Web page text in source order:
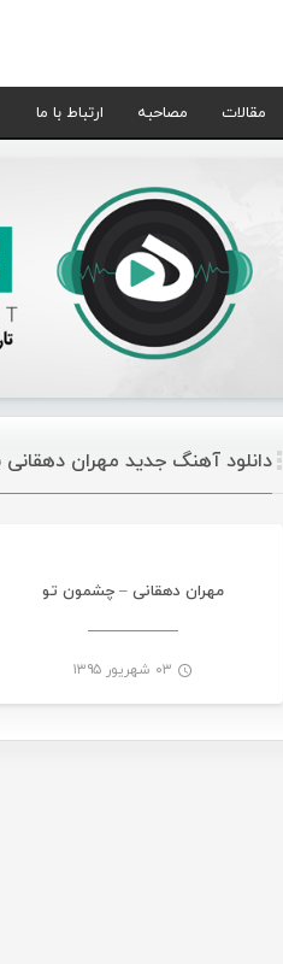
مقالات مصاحبه ارتباط با ما
دانلود آهنگ جدید مهران
مهران دهقانی – چشمون تو
۰۳ شهریور ۱۳۹۵